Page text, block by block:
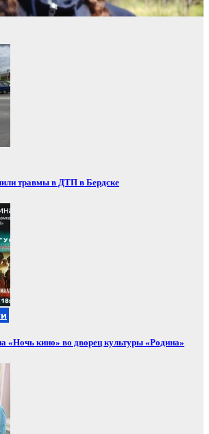
травмы в ДТП в Бердске
«Ночь кино» во дворец культуры «Родина»